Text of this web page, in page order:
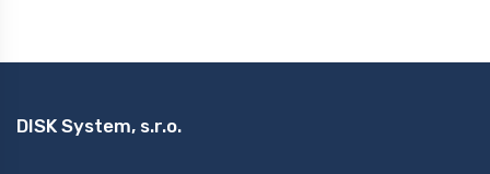
DISK System, s.r.o.